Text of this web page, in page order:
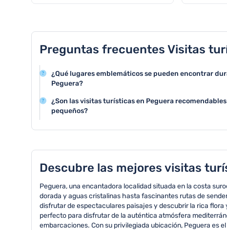
Preguntas frecuentes Visitas
¿Qué lugares emblemáticos se pueden encontrar
Peguera?
Peguera cuenta con hermosas playas como Playa de
además de algunos miradores costeros que ofrecen
espectaculares.
¿Son las visitas turísticas en Peguera
pequeños?
Descubre las mejores visitas
Peguera, una encantadora localidad situada en la costa
dorada y aguas cristalinas hasta fascinantes rutas de
disfrutar de espectaculares paisajes y descubrir la rica
perfecto para disfrutar de la auténtica atmósfera
embarcaciones. Con su privilegiada ubicación, Peguera es